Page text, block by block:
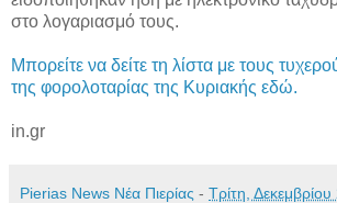
στο λογαριασμό τους.
Μπορείτε να δείτε τη λίστα με τους
της φορολοταρίας της Κυριακής εδώ.
in.gr
Pierias News Νέα Πιερίας - Τρίτη,